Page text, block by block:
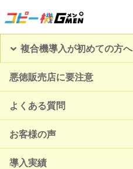
複合機導入が初めての方へ
悪徳販売店に要注意
よくある質問
お客様の声
導入実績